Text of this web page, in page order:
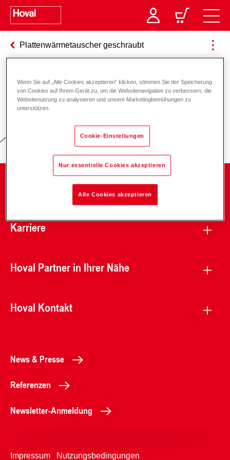
Plattenwärmetauscher geschraubt
Verantwortung für Energie und
Karriere
Hoval Partner in Ihrer Nähe
Hoval Kontakt
News & Presse
Referenzen
Newsletter-Anmeldung
Impressum Nutzungsbedingungen
Wenn Sie auf „Alle Cookies akzeptieren“ klicken, stimmen Sie der Speicherung
von Cookies auf Ihrem Gerät zu, um die Websitenavigation zu verbessern, die
Websitenutzung zu analysieren und unsere Marketingbemühungen zu
unterstützen.
Cookie-Einstellungen
Nur essentielle Cookies akzeptieren
Alle Cookies akzeptieren